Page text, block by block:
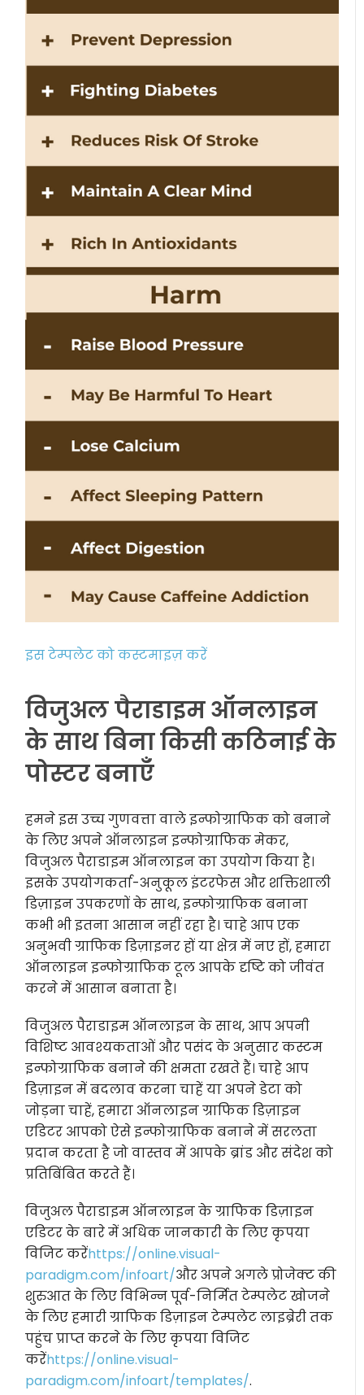
इस टेम्पलेट को कस्टमाइज़ करें
विजुअल पैराडाइम ऑनलाइन
के साथ बिना किसी कठिनाई के
पोस्टर बनाएँ
हमने इस उच्च गुणवत्ता वाले इन्फोग्राफिक को बनाने
के लिए अपने ऑनलाइन इन्फोग्राफिक मेकर,
विजुअल पैराडाइम ऑनलाइन का उपयोग किया है।
इसके उपयोगकर्ता-अनुकूल इंटरफेस और शक्तिशाली
डिज़ाइन उपकरणों के साथ, इन्फोग्राफिक बनाना
कभी भी इतना आसान नहीं रहा है। चाहे आप एक
अनुभवी ग्राफिक डिज़ाइनर हों या क्षेत्र में नए हों, हमारा
ऑनलाइन इन्फोग्राफिक टूल आपके दृष्टि को जीवंत
करने में आसान बनाता है।
विजुअल पैराडाइम ऑनलाइन के साथ, आप अपनी
विशिष्ट आवश्यकताओं और पसंद के अनुसार कस्टम
इन्फोग्राफिक बनाने की क्षमता रखते हैं। चाहे आप
डिज़ाइन में बदलाव करना चाहें या अपने डेटा को
जोड़ना चाहें, हमारा ऑनलाइन ग्राफिक डिज़ाइन
एडिटर आपको ऐसे इन्फोग्राफिक बनाने में सरलता
प्रदान करता है जो वास्तव में आपके ब्रांड और संदेश को
प्रतिबिंबित करते हैं।
विजुअल पैराडाइम ऑनलाइन के ग्राफिक डिज़ाइन
एडिटर के बारे में अधिक जानकारी के लिए कृपया
विजिट करेंhttps://online.visual-
paradigm.com/infoart/और अपने अगले प्रोजेक्ट की
शुरुआत के लिए विभिन्न पूर्व-निर्मित टेम्पलेट खोजने
के लिए हमारी ग्राफिक डिज़ाइन टेम्पलेट लाइब्रेरी तक
पहुंच प्राप्त करने के लिए कृपया विजिट
करेंhttps://online.visual-
paradigm.com/infoart/templates/.